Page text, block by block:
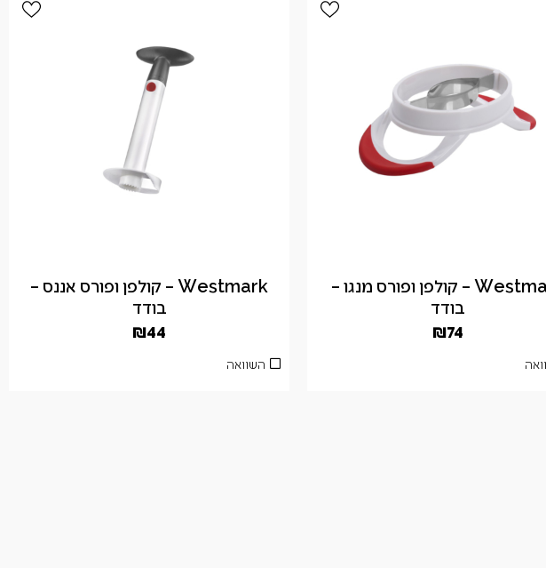
Westmark – קולפן ופורס מנגו –
בודד
₪74
Westmark – קולפן ופורס אננס –
בודד
₪44
השוואה